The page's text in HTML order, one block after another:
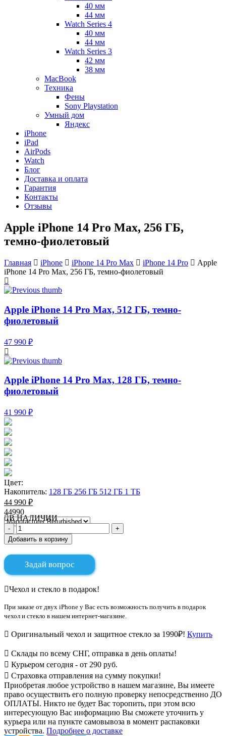
40 мм
44 мм
Watch Series 4
40 мм
44 мм
Watch Series 3
42 мм
38 мм
MacBook
Техника
Фены
Sony Playstation
Умный дом
Яндекс
iPhone
iPad
AirPods
Watch
Блог
Доставка и оплата
Гарантия
Контакты
Отзывы
Apple iPhone 14 Pro Max, 256 ГБ,
темно-фиолетовый
Главная iPhone iPhone 14 Pro Max iPhone 14 Pro
Apple
iPhone 14 Pro Max, 256 ГБ, темно-фиолетовый
Apple iPhone 14 Pro Max, 512 ГБ, темно-
фиолетовый
47 990 ₽
Apple iPhone 14 Pro Max, 128 ГБ, темно-
фиолетовый
41 990 ₽
Цвет:
Накопитель: 128 ГБ 256 ГБ 512 ГБ 1 ТБ
44 990 ₽
44990
В НАЛИЧИИ
Добавить в корзину
Задай вопрос
Чехол и стекло в подарок!
При заказе от двух iPhone у Вас есть возможность получить в подарок
чехол и стекло в нашем интернет-магазине.
Оригинальный чехол и защитное стекло за 1990₽! Купить
Склады по всему СНГ, отправка в день оплаты!
Курьером сегодня - от 290 руб.
Страховка отправления на сумму покупки!
Приобретая любое устройство в нашем магазине, Вы имеете
право осуществить его полную проверку непосредственно ДО
ОПЛАТЫ. Никто не будет Вас торопить, при этом всю
интересующую Вас информацию Вы сможете уточнить у
курьера или на пункте самовывоза в момент распаковки
устройства. Подробнее о доставке